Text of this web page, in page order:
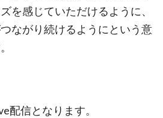
を感じていただけるように、
ながり続けるようにという意
配信となります。